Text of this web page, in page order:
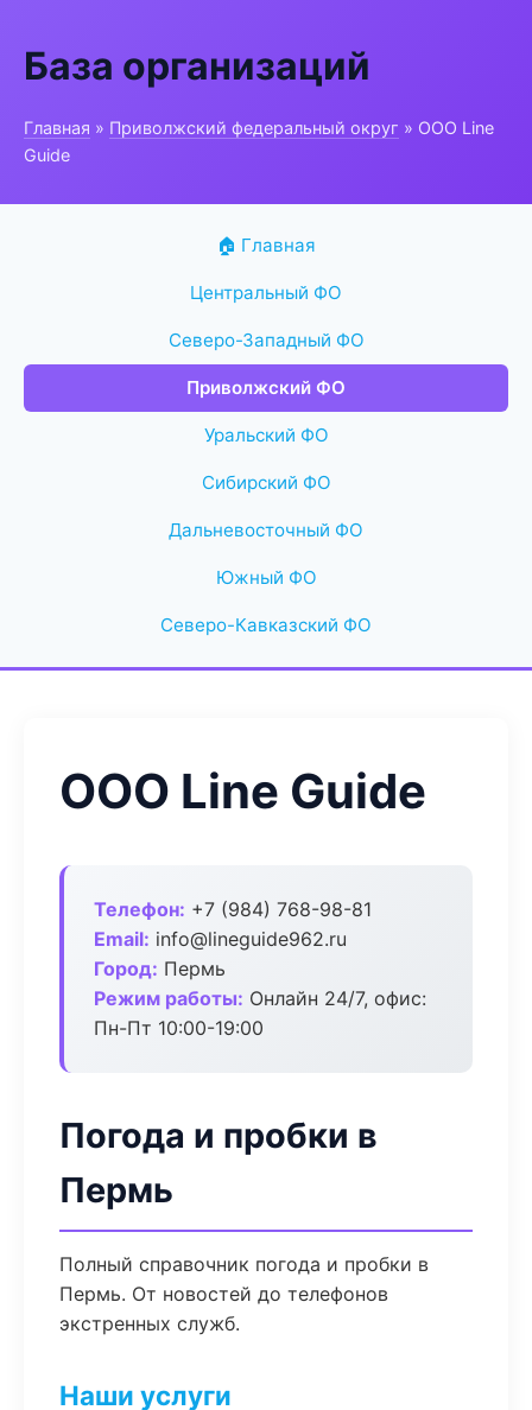
База организаций
Главная » Приволжский федеральный округ » ООО Line
Guide
🏠 Главная
Центральный ФО
Северо-Западный ФО
Приволжский ФО
Уральский ФО
Сибирский ФО
Дальневосточный ФО
Южный ФО
Северо-Кавказский ФО
ООО Line Guide
Телефон: +7 (984) 768-98-81
Email: info@lineguide962.ru
Город: Пермь
Режим работы: Онлайн 24/7, офис:
Пн-Пт 10:00-19:00
Погода и пробки в
Пермь
Полный справочник погода и пробки в
Пермь. От новостей до телефонов
экстренных служб.
Наши услуги